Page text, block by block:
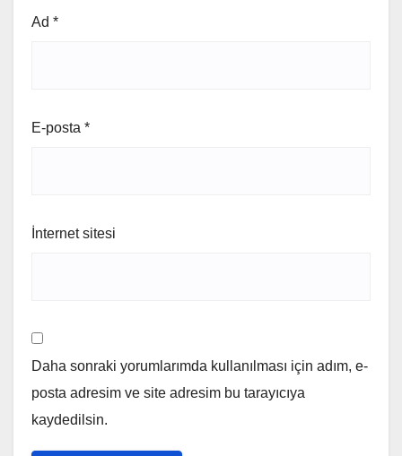
Ad *
E-posta *
İnternet sitesi
Daha sonraki yorumlarımda kullanılması için adım, e-
posta adresim ve site adresim bu tarayıcıya
kaydedilsin.